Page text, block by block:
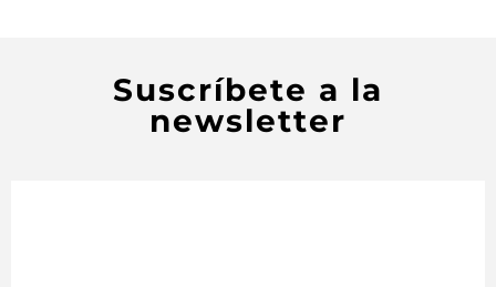
Suscríbete a la
newsletter